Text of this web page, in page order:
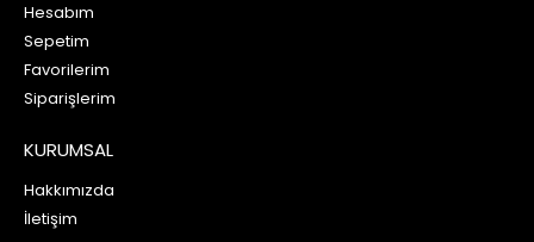
Hesabım
Sepetim
Favorilerim
Siparişlerim
KURUMSAL
Hakkımızda
İletişim